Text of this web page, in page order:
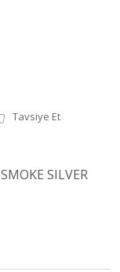
Tavsiye Et
SILVER